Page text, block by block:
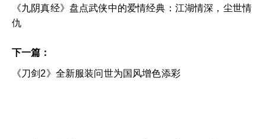
《九阴真经》盘点武侠中的爱情经典：江湖情深，尘世情
仇
下一篇：
《刀剑2》全新服装问世为国风增色添彩